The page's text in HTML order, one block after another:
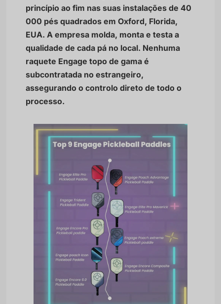
princípio ao fim nas suas instalações de 40
000 pés quadrados em Oxford, Florida,
EUA. A empresa molda, monta e testa a
qualidade de cada pá no local. Nenhuma
raquete Engage topo de gama é
subcontratada no estrangeiro,
assegurando o controlo direto de todo o
processo.